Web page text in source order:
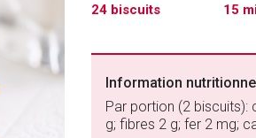
24 biscuits 15
Information
Par portion (2 biscuits):
g; fibres 2 g; fer 2 mg;